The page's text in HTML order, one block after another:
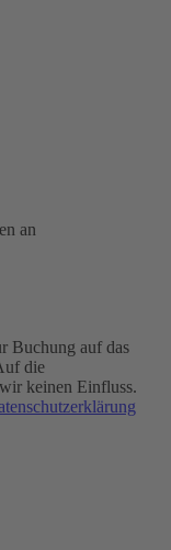
an
Buchung auf das
die
keinen Einfluss.